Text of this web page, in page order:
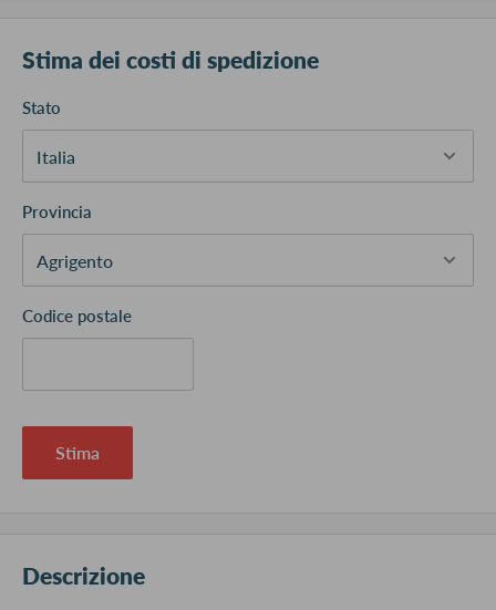
Stima dei costi di spedizione
Stato
Provincia
Codice postale
Stima
Descrizione